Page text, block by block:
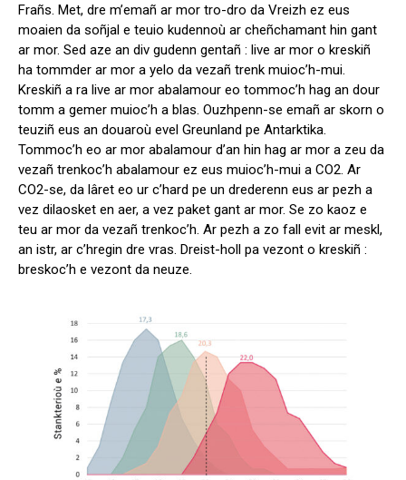
Frañs. Met, dre m’emañ ar mor tro-dro da Vreizh ez eus
moaien da soñjal e teuio kudennoù ar cheñchamant hin gant
ar mor. Sed aze an div gudenn gentañ : live ar mor o kreskiñ
ha tommder ar mor a yelo da vezañ trenk muioc’h-mui.
Kreskiñ a ra live ar mor abalamour eo tommoc’h hag an dour
tomm a gemer muioc’h a blas. Ouzhpenn-se emañ ar skorn o
teuziñ eus an douaroù evel Greunland pe Antarktika.
Tommoc’h eo ar mor abalamour d’an hin hag ar mor a zeu da
vezañ trenkoc’h abalamour ez eus muioc’h-mui a CO2. Ar
CO2-se, da lâret eo ur c’hard pe un drederenn eus ar pezh a
vez dilaosket en aer, a vez paket gant ar mor. Se zo kaoz e
teu ar mor da vezañ trenkoc’h. Ar pezh a zo fall evit ar meskl,
an istr, ar c’hregin dre vras. Dreist-holl pa vezont o kreskiñ :
breskoc’h e vezont da neuze.